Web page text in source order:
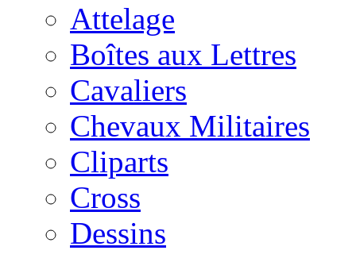
Attelage
Boîtes aux Lettres
Cavaliers
Chevaux Militaires
Cliparts
Cross
Dessins